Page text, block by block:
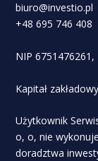
biuro@investio.pl
+48 695 746 408
NIP 6751476261,
Kapitał
Użytkownik
o, o, nie
doradztwa